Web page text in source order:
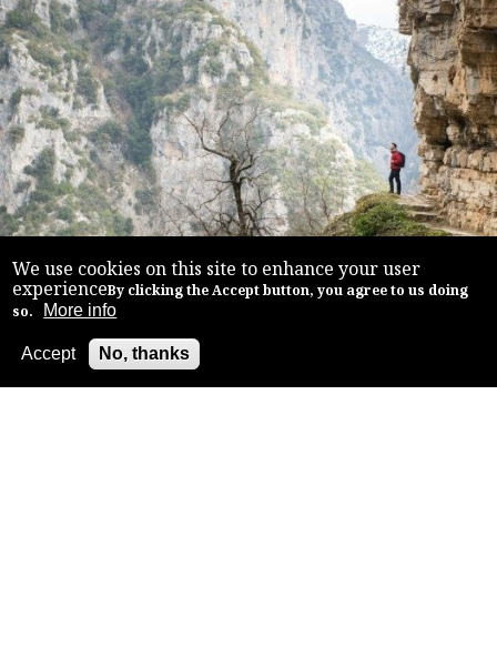
We use cookies on this site to enhance your user
experienceBy clicking the Accept button, you agree to us doing
so.
More info
Accept No, thanks